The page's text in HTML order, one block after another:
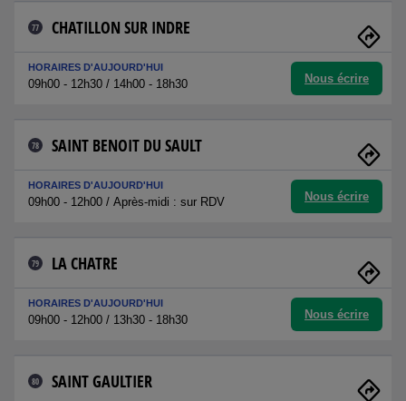
77 CHATILLON SUR INDRE
HORAIRES D'AUJOURD'HUI
09h00 - 12h30 / 14h00 - 18h30 Nous écrire
78 SAINT BENOIT DU SAULT
HORAIRES D'AUJOURD'HUI
09h00 - 12h00 / Après-midi : sur RDV Nous écrire
79 LA CHATRE
HORAIRES D'AUJOURD'HUI
09h00 - 12h00 / 13h30 - 18h30 Nous écrire
80 SAINT GAULTIER